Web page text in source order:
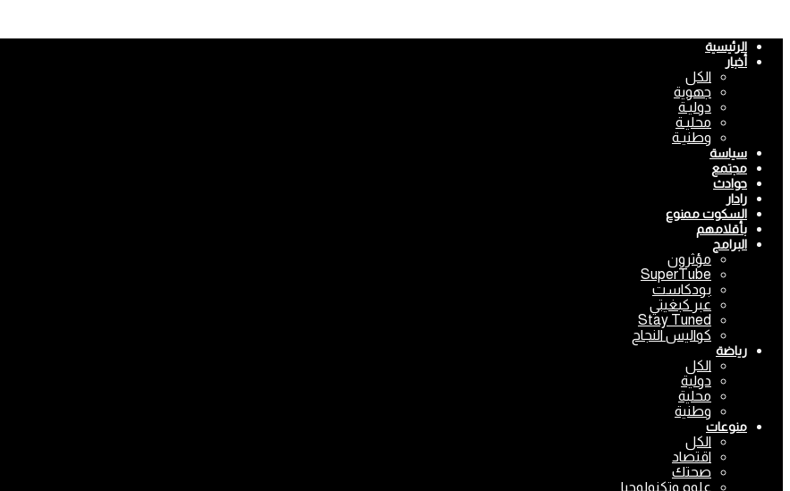
الرئيسية
أخبار
الكل
جهوية
دوليـة
محليـة
وطنيـة
سياسة
مجتمع
حوادث
رادار
السكوت ممنوع
بأقلامهم
البرامج
مؤثرون
SuperTube
بودكاست
عبر كبغيتي
Stay Tuned
كواليس النجاح
رياضة
الكل
دولية
محلية
وطنية
منوعات
الكل
اقتصاد
صحتك
علوم وتكنولوجيا